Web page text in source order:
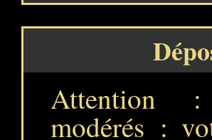
Attention :
modérés :